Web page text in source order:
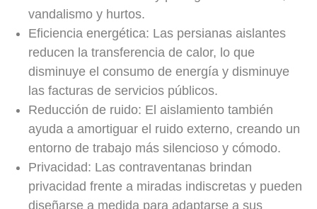
vandalismo y hurtos.
Eficiencia energética: Las persianas aislantes
reducen la transferencia de calor, lo que
disminuye el consumo de energía y disminuye
las facturas de servicios públicos.
Reducción de ruido: El aislamiento también
ayuda a amortiguar el ruido externo, creando un
entorno de trabajo más silencioso y cómodo.
Privacidad: Las contraventanas brindan
privacidad frente a miradas indiscretas y pueden
diseñarse a medida para adaptarse a sus